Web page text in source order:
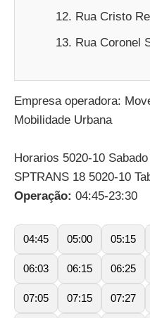
Rua Cristo
Rua Coronel
Empresa operadora:
Mobilidade Urbana
Horarios 5020-10
SPTRANS 18 5020-10
Operação: 04:45-23:30
04:45 05:00 05:15
06:03 06:15 06:25
07:05 07:15 07:27